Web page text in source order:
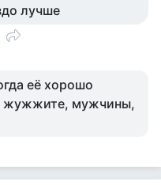
лучше
её хорошо
жужжите, мужчины,